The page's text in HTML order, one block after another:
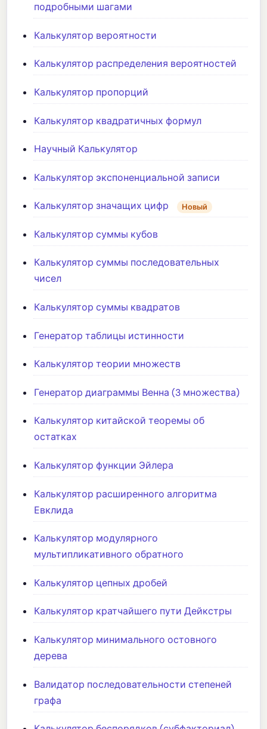
подробными шагами
Калькулятор вероятности
Калькулятор распределения вероятностей
Калькулятор пропорций
Калькулятор квадратичных формул
Научный Калькулятор
Калькулятор экспоненциальной записи
Калькулятор значащих цифр Новый
Калькулятор суммы кубов
Калькулятор суммы последовательных
чисел
Калькулятор суммы квадратов
Генератор таблицы истинности
Калькулятор теории множеств
Генератор диаграммы Венна (3 множества)
Калькулятор китайской теоремы об
остатках
Калькулятор функции Эйлера
Калькулятор расширенного алгоритма
Евклида
Калькулятор модулярного
мультипликативного обратного
Калькулятор цепных дробей
Калькулятор кратчайшего пути Дейкстры
Калькулятор минимального остовного
дерева
Валидатор последовательности степеней
графа